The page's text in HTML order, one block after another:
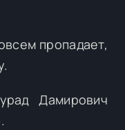
пропадает,
Дамирович